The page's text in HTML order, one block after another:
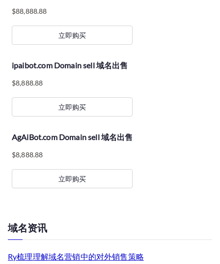
$88,888.88
立即购买
ipaibot.com Domain sell 域名出售
$8,888.88
立即购买
AgAiBot.com Domain sell 域名出售
$8,888.88
立即购买
域名资讯
Ry梳理理解域名营销中的对外销售策略